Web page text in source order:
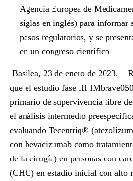
Agencia Europea de
siglas en inglés) para informar
pasos regulatorios, y se
en un congreso científico
Basilea, 23 de enero de 2023. –
que el estudio fase III IMbrave050
primario de supervivencia libre
el análisis intermedio
evaluando Tecentriq®
con bevacizumab como
de la cirugía) en personas con
(CHC) en estadio inicial con alto